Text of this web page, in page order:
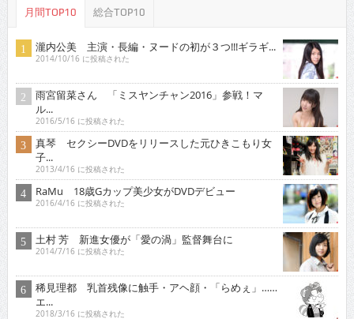
月間TOP10 総合TOP10
瀧内公美 主演・長編・ヌードの初が３つ!!!ギラギ...
2014/10/16 に投稿された
雨宮留菜さん 「ミスヤンチャン2016」参戦！マ
ル...
2016/5/16 に投稿された
真琴 セクシーDVDをリリースした元ひきこもり女
子...
2013/4/16 に投稿された
RaMu 18歳Gカップ美少女がDVDデビュー
2016/4/16 に投稿された
土村 芳 新進女優が「愛の渦」監督舞台に
2014/7/16 に投稿された
稀見理都 乳首残像に触手・アヘ顔・「らめぇ」……
エ...
2018/3/16 に投稿された